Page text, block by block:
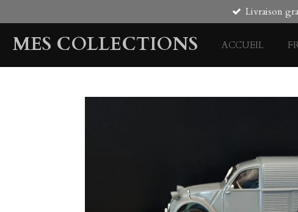
au
contenu
principal
Livraison
MES COLLECTIONS ACCUEIL